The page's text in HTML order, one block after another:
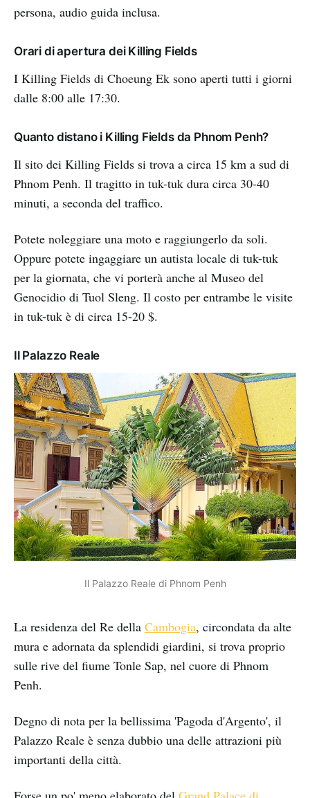
persona, audio guida inclusa.
Orari di apertura dei Killing Fields
I Killing Fields di Choeung Ek sono aperti tutti i giorni
dalle 8:00 alle 17:30.
Quanto distano i Killing Fields da Phnom Penh?
Il sito dei Killing Fields si trova a circa 15 km a sud di
Phnom Penh. Il tragitto in tuk-tuk dura circa 30-40
minuti, a seconda del traffico.
Potete noleggiare una moto e raggiungerlo da soli.
Oppure potete ingaggiare un autista locale di tuk-tuk
per la giornata, che vi porterà anche al Museo del
Genocidio di Tuol Sleng. Il costo per entrambe le visite
in tuk-tuk è di circa 15-20 $.
Il Palazzo Reale
Il Palazzo Reale di Phnom Penh
La residenza del Re della Cambogia, circondata da alte
mura e adornata da splendidi giardini, si trova proprio
sulle rive del fiume Tonle Sap, nel cuore di Phnom
Penh.
Degno di nota per la bellissima 'Pagoda d'Argento', il
Palazzo Reale è senza dubbio una delle attrazioni più
importanti della città.